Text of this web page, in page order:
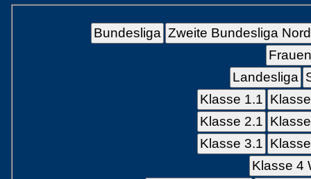
Bundesliga Zweite Bundesliga Nord
Landesliga
Klasse 1.1
Klasse 2.1
Klasse 3.1
Klasse 4